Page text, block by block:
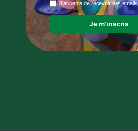
J'accepte de recevoir des emails
Je m'inscris